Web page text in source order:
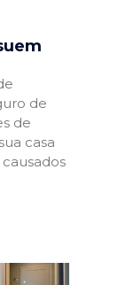
de
de
casa